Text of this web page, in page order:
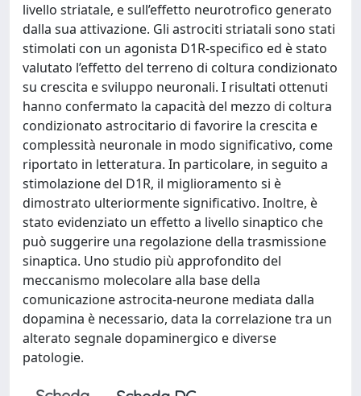
livello striatale, e sull’effetto neurotrofico generato
dalla sua attivazione. Gli astrociti striatali sono stati
stimolati con un agonista D1R-specifico ed è stato
valutato l’effetto del terreno di coltura condizionato
su crescita e sviluppo neuronali. I risultati ottenuti
hanno confermato la capacità del mezzo di coltura
condizionato astrocitario di favorire la crescita e
complessità neuronale in modo significativo, come
riportato in letteratura. In particolare, in seguito a
stimolazione del D1R, il miglioramento si è
dimostrato ulteriormente significativo. Inoltre, è
stato evidenziato un effetto a livello sinaptico che
può suggerire una regolazione della trasmissione
sinaptica. Uno studio più approfondito del
meccanismo molecolare alla base della
comunicazione astrocita-neurone mediata dalla
dopamina è necessario, data la correlazione tra un
alterato segnale dopaminergico e diverse
patologie.